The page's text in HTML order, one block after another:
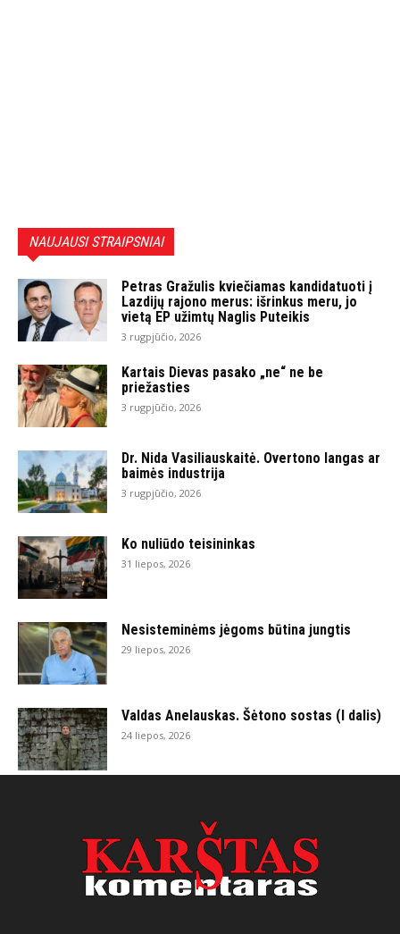
NAUJAUSI STRAIPSNIAI
Petras Gražulis kviečiamas kandidatuoti į
Lazdijų rajono merus: išrinkus meru, jo
vietą EP užimtų Naglis Puteikis
3 rugpjūčio, 2026
Kartais Dievas pasako „ne“ ne be
priežasties
3 rugpjūčio, 2026
Dr. Nida Vasiliauskaitė. Overtono langas ar
baimės industrija
3 rugpjūčio, 2026
Ko nuliūdo teisininkas
31 liepos, 2026
Nesisteminėms jėgoms būtina jungtis
29 liepos, 2026
Valdas Anelauskas. Šėtono sostas (I dalis)
24 liepos, 2026